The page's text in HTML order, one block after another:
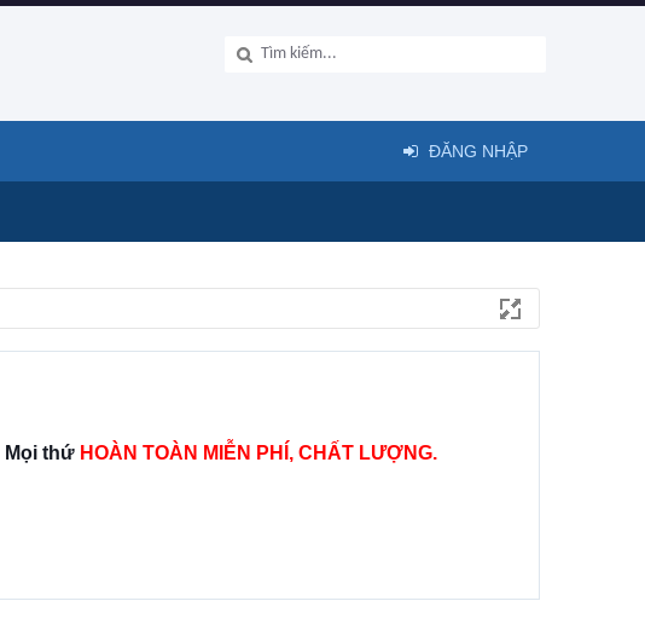
Mọi thứ HOÀN TOÀN MIỄN PHÍ, CHẤT LƯỢNG.
ĐĂNG NHẬP